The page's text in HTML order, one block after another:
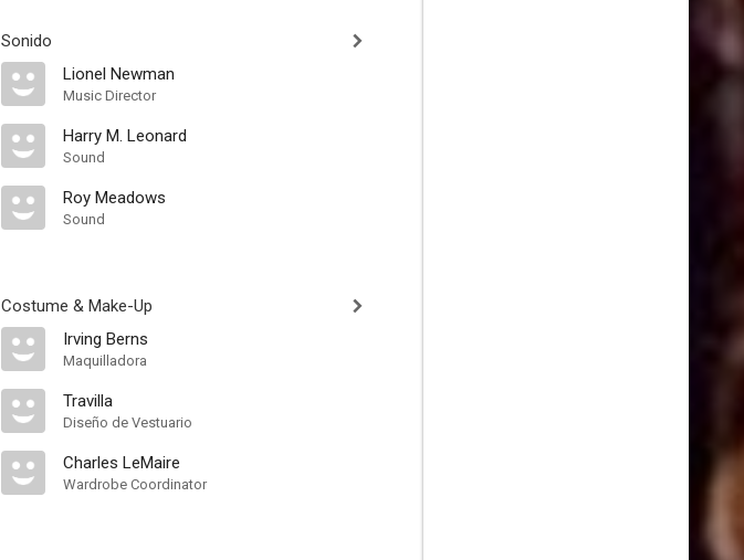
Sonido
Lionel Newman
Music Director
Harry M. Leonard
Sound
Roy Meadows
Sound
Costume & Make-Up
Irving Berns
Maquilladora
Travilla
Diseño de Vestuario
Charles LeMaire
Wardrobe Coordinator